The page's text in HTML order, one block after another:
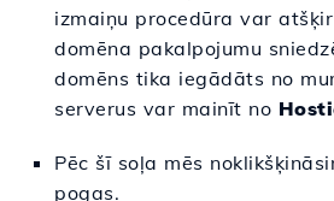
izmaiņu procedūra var
domēna pakalpojumu
domēns tika iegādāts no
serverus var mainīt no
Pēc šī soļa mēs
pogas.